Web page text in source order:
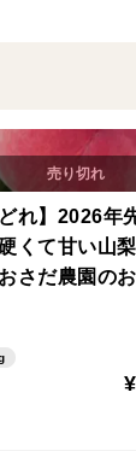
どれ】2026年
くて甘い山
さだ農園の
発送予定